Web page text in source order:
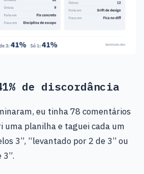
de discordância
eu tinha 78 comentários
uma planilha e taguei cada um
3”, “levantado por 2 de 3” ou